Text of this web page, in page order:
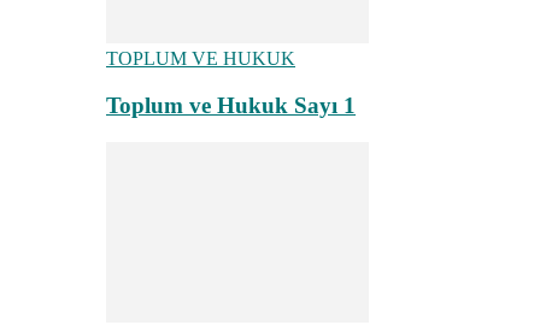
TOPLUM VE HUKUK
Toplum ve Hukuk Sayı 1